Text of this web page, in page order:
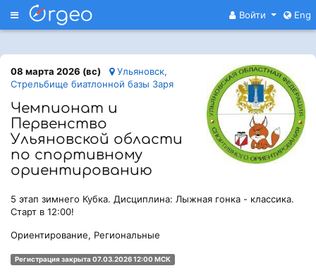
Меню Войти Eng
08 марта 2026 (вс)
Ульяновск,
Стрельбище биатлонной базы Заря
Чемпионат и
Первенство
Ульяновской области
по спортивному
ориентированию
5 этап зимнего Кубка. Дисциплина: Лыжная гонка - классика.
Старт в 12:00!
Ориентирование, Региональные
Регистрация закрыта 07.03.2026 12:00 МСК